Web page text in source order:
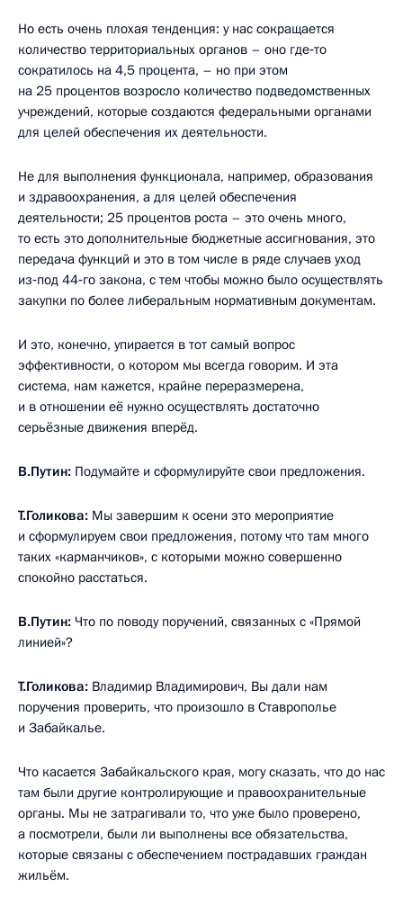
Но есть очень плохая тенденция: у нас сокращается
количество территориальных органов – оно где‑то
сократилось на 4,5 процента, – но при этом
на 25 процентов возросло количество подведомственных
учреждений, которые создаются федеральными органами
для целей обеспечения их деятельности.
Не для выполнения функционала, например, образования
и здравоохранения, а для целей обеспечения
деятельности; 25 процентов роста – это очень много,
то есть это дополнительные бюджетные ассигнования, это
передача функций и это в том числе в ряде случаев уход
из‑под 44‑го закона, с тем чтобы можно было осуществлять
закупки по более либеральным нормативным документам.
И это, конечно, упирается в тот самый вопрос
эффективности, о котором мы всегда говорим. И эта
система, нам кажется, крайне переразмерена,
и в отношении её нужно осуществлять достаточно
серьёзные движения вперёд.
В.Путин: Подумайте и сформулируйте свои предложения.
Т.Голикова: Мы завершим к осени это мероприятие
и сформулируем свои предложения, потому что там много
таких «карманчиков», с которыми можно совершенно
спокойно расстаться.
В.Путин: Что по поводу поручений, связанных с «Прямой
линией»?
Т.Голикова: Владимир Владимирович, Вы дали нам
поручения проверить, что произошло в Ставрополье
и Забайкалье.
Что касается Забайкальского края, могу сказать, что до нас
там были другие контролирующие и правоохранительные
органы. Мы не затрагивали то, что уже было проверено,
а посмотрели, были ли выполнены все обязательства,
которые связаны с обеспечением пострадавших граждан
жильём.